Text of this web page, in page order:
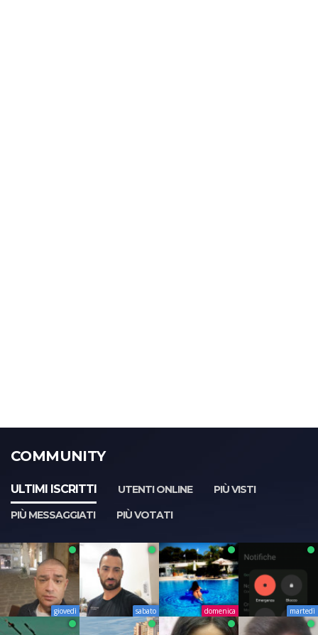
COMMUNITY
ULTIMI ISCRITTI UTENTI ONLINE
PIÙ VISTI
PIÙ MESSAGGIATI
PIÙ VOTATI
giovedì sabato domenica martedì